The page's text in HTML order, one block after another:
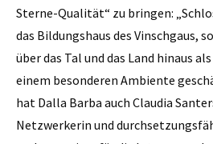
Sterne-Qualität“ zu bringen:
das Bildungshaus des Vinschgaus,
über das Tal und das Land hinaus
einem besonderen Ambiente
hat Dalla Barba auch Claudia
Netzwerkerin und